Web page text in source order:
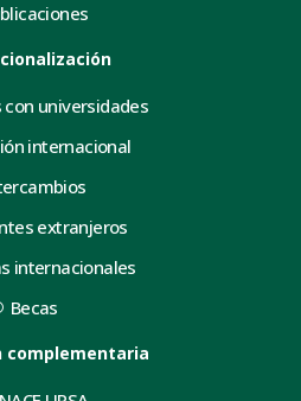
con universidades
internacional
extranjeros
internacionales
Becas
complementaria